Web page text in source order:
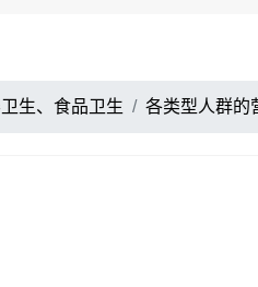
生、食品卫生 各类型人群的